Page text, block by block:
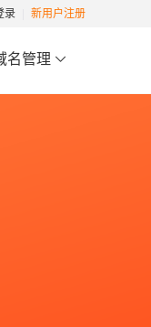
录 新用户注册
名管理